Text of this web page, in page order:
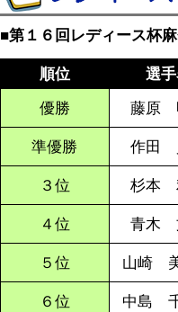
■第１６回レディース杯
順位
選
優勝
藤原
準優勝
作田
３位
杉本
４位
青木
５位
山崎
６位
中島